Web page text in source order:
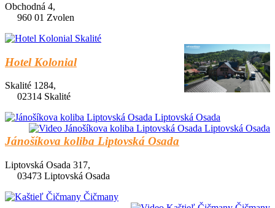
Obchodná 4,
960 01 Zvolen
Hotel Kolonial
Skalité 1284,
02314 Skalité
Jánošíkova koliba Liptovská Osada
Liptovská Osada 317,
03473 Liptovská Osada